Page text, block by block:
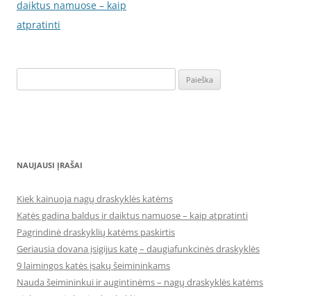
navigacija
daiktus namuose – kaip
atpratinti
NAUJAUSI ĮRAŠAI
Kiek kainuoja nagų draskyklės katėms
Katės gadina baldus ir daiktus namuose – kaip atpratinti
Pagrindinė draskyklių katėms paskirtis
Geriausia dovana įsigijus katę – daugiafunkcinės draskyklės
9 laimingos katės įsakų šeimininkams
Nauda šeimininkui ir augintinėms – nagų draskyklės katėms